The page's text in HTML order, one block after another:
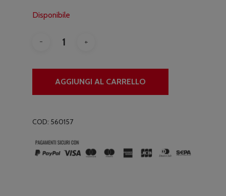
Disponibile
AGGIUNGI AL CARRELLO
COD: 560157